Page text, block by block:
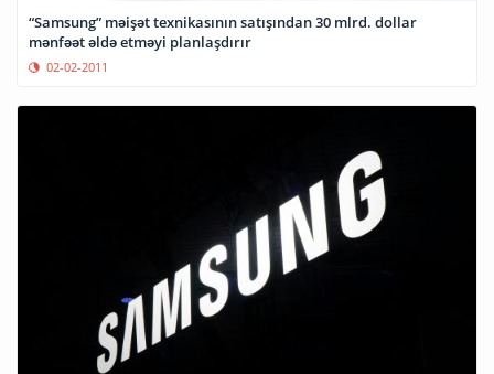
“Samsung” məişət texnikasının satışından 30 mlrd. dollar
mənfəət əldə etməyi planlaşdırır
02-02-2011